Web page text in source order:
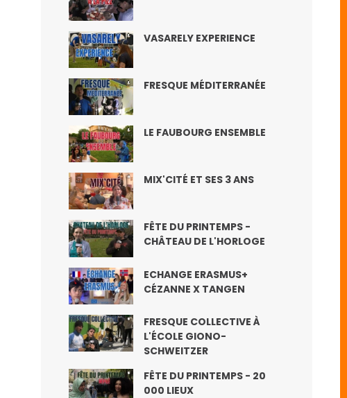
VASARELY EXPERIENCE
FRESQUE MÉDITERRANÉE
LE FAUBOURG ENSEMBLE
MIX'CITÉ ET SES 3 ANS
FÊTE DU PRINTEMPS -
CHÂTEAU DE L'HORLOGE
ECHANGE ERASMUS+
CÉZANNE X TANGEN
FRESQUE COLLECTIVE À
L'ÉCOLE GIONO-
SCHWEITZER
FÊTE DU PRINTEMPS - 20
000 LIEUX